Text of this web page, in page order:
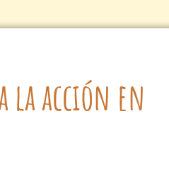
la acción en